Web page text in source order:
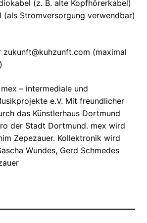
(z. B. alte Kopfhörerkabel)
(als Stromversorgung verwendbar)
zukunft@kuhzunft.com (maximal
– intermediale und
e.V. Mit freundlicher
das Künstlerhaus Dortmund
der Stadt Dortmund. mex wird
Zepezauer. Kollektronik wird
Wundes, Gerd Schmedes